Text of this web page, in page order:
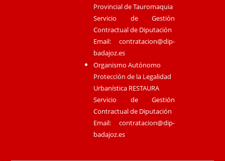
Provincial de Tauromaquia
Servicio de Gestión
Contractual de Diputación
Email:contratacion@dip-
badajoz.es
Organismo Autónomo
Protección de la Legalidad
Urbanística RESTAURA
Servicio de Gestión
Contractual de Diputación
Email:contratacion@dip-
badajoz.es